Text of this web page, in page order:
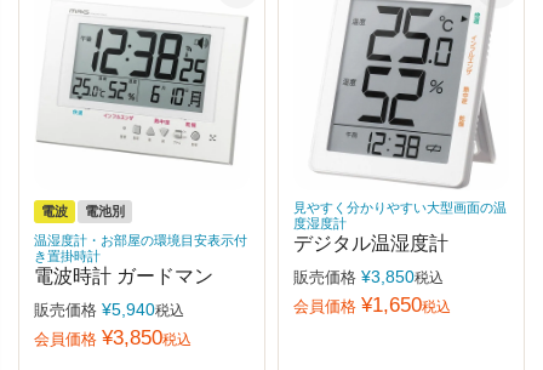
電波
電池別
温湿度計・お部屋の環境目安表示付
き置掛時計
電波時計 ガードマン
販売価格 ¥5,940税込
会員価格 ¥3,850税込
見やすく分かりやすい大型画面の温
度湿度計
デジタル温湿度計
販売価格 ¥3,850税込
会員価格 ¥1,650税込